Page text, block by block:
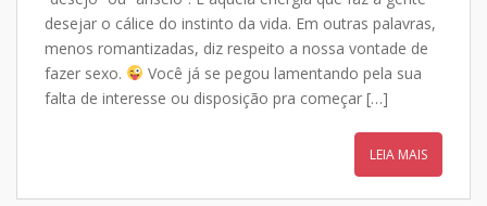
s
A
p
b
o
o
y
Li
n
e
desejar o cálice do instinto da vida. Em outras palavras,
menos romantizadas, diz respeito a nossa vontade de
fazer sexo.
Você já se pegou lamentando pela sua
falta de interesse ou disposição pra começar […]
LEIA MAIS